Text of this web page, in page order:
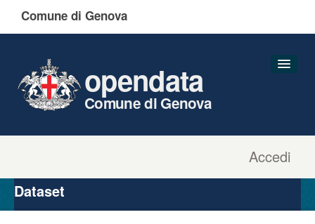
Comune di Genova
Accedi
opendata
Comune di Genova
Organizzazioni
Gruppi
Dataset